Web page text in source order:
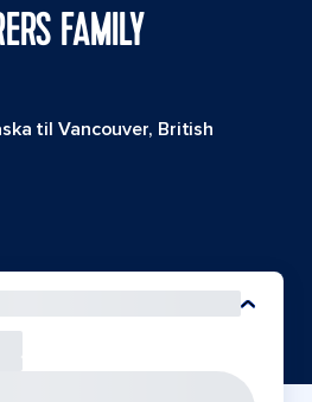
FAMILY
til Vancouver, British